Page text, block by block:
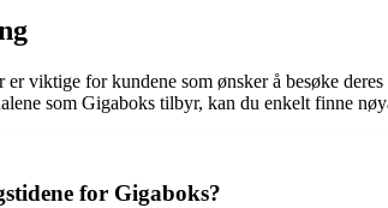
er viktige for kundene som ønsker å besøke
som Gigaboks tilbyr, kan du enkelt finne
for Gigaboks?